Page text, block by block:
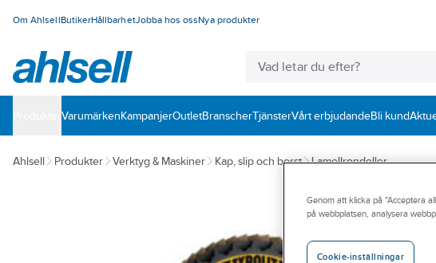
Om AhlsellButikerHållbarhetJobba hos ossNya produkter
VarumärkenKampanjerOutletBranscherTjänsterVårt erbjudandeBli kund
Ahlsell Produkter Verktyg & Maskiner Kap, slip och borst Lamellrondeller
Genom att klicka på "Acceptera
på webbplatsen, analysera
Cookie-inställningar